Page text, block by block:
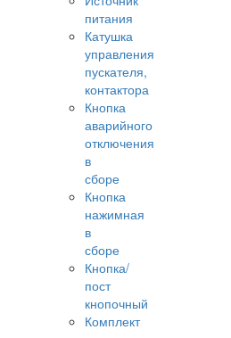
питания
Катушка
управления
пускателя,
контактора
Кнопка
аварийного
отключения
в
сборе
Кнопка
нажимная
в
сборе
Кнопка/
пост
кнопочный
Комплект